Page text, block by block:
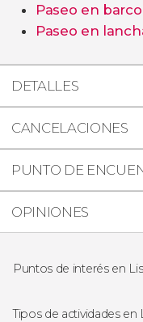
Paseo en
Paseo en
DETALLES
CANCELACIONES
PUNTO DE
OPINIONES
Puntos de interés en
Torre de Belém
Tipos de actividades en